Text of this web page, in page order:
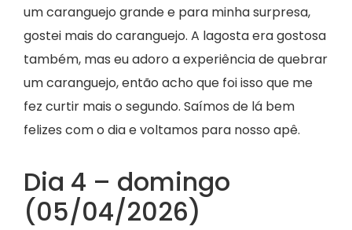
um caranguejo grande e para minha surpresa,
gostei mais do caranguejo. A lagosta era gostosa
também, mas eu adoro a experiência de quebrar
um caranguejo, então acho que foi isso que me
fez curtir mais o segundo. Saímos de lá bem
felizes com o dia e voltamos para nosso apê.
Dia 4 – domingo
(05/04/2026)